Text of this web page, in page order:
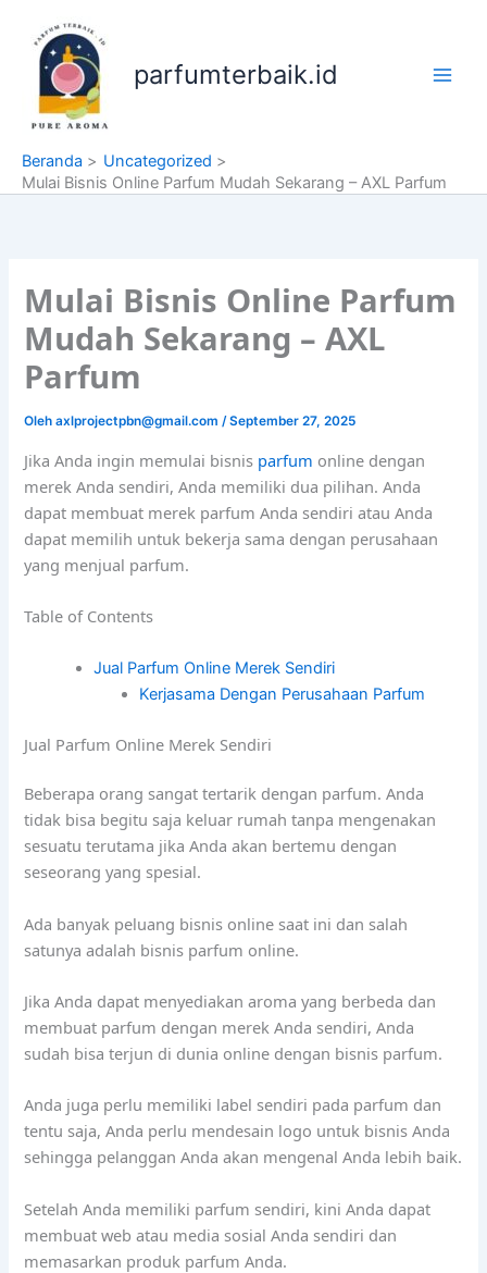
konten
parfumterbaik.id
Beranda
Uncategorized
Mulai Bisnis Online Parfum Mudah Sekarang – AXL Parfum
Mulai Bisnis Online Parfum
Mudah Sekarang – AXL
Parfum
Olehaxlprojectpbn@gmail.com/September 27, 2025
Jika Anda ingin memulai bisnis parfum online dengan
merek Anda sendiri, Anda memiliki dua pilihan. Anda
dapat membuat merek parfum Anda sendiri atau Anda
dapat memilih untuk bekerja sama dengan perusahaan
yang menjual parfum.
Table of Contents
Jual Parfum Online Merek Sendiri
Kerjasama Dengan Perusahaan Parfum
Jual Parfum Online Merek Sendiri
Beberapa orang sangat tertarik dengan parfum. Anda
tidak bisa begitu saja keluar rumah tanpa mengenakan
sesuatu terutama jika Anda akan bertemu dengan
seseorang yang spesial.
Ada banyak peluang bisnis online saat ini dan salah
satunya adalah bisnis parfum online.
Jika Anda dapat menyediakan aroma yang berbeda dan
membuat parfum dengan merek Anda sendiri, Anda
sudah bisa terjun di dunia online dengan bisnis parfum.
Anda juga perlu memiliki label sendiri pada parfum dan
tentu saja, Anda perlu mendesain logo untuk bisnis Anda
sehingga pelanggan Anda akan mengenal Anda lebih baik.
Setelah Anda memiliki parfum sendiri, kini Anda dapat
membuat web atau media sosial Anda sendiri dan
memasarkan produk parfum Anda.